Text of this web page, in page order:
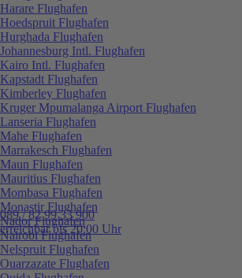
089 / 82 99 33 900
erreichbar bis 20:00 Uhr
Harare Flughafen
Hoedspruit Flughafen
Hurghada Flughafen
Johannesburg Intl. Flughafen
Kairo Intl. Flughafen
Kapstadt Flughafen
Kimberley Flughafen
Kruger Mpumalanga Airport Flughafen
Lanseria Flughafen
Mahe Flughafen
Marrakesch Flughafen
Maun Flughafen
Mauritius Flughafen
Mombasa Flughafen
Monastir Flughafen
Nador Flughafen
Nairobi Flughafen
Nelspruit Flughafen
Ouarzazate Flughafen